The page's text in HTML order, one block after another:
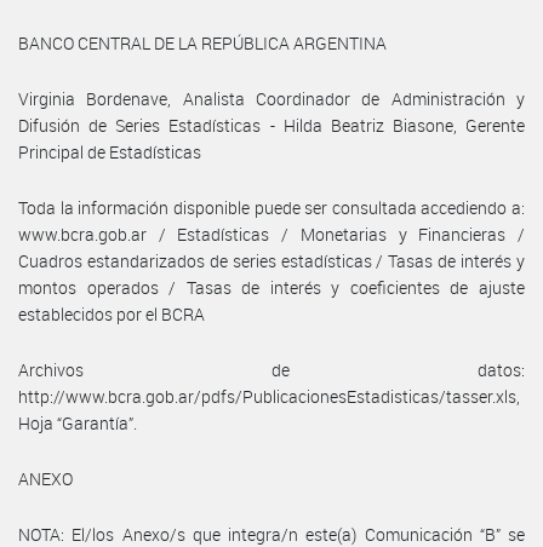
BANCO CENTRAL DE LA REPÚBLICA ARGENTINA
Virginia Bordenave, Analista Coordinador de Administración y
Difusión de Series Estadísticas - Hilda Beatriz Biasone, Gerente
Principal de Estadísticas
Toda la información disponible puede ser consultada accediendo a:
www.bcra.gob.ar / Estadísticas / Monetarias y Financieras /
Cuadros estandarizados de series estadísticas / Tasas de interés y
montos operados / Tasas de interés y coeficientes de ajuste
establecidos por el BCRA
Archivos de datos:
http://www.bcra.gob.ar/pdfs/PublicacionesEstadisticas/tasser.xls,
Hoja “Garantía”.
ANEXO
NOTA: El/los Anexo/s que integra/n este(a) Comunicación “B” se